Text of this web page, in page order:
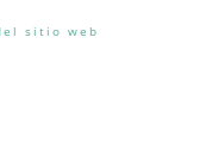
sitio web